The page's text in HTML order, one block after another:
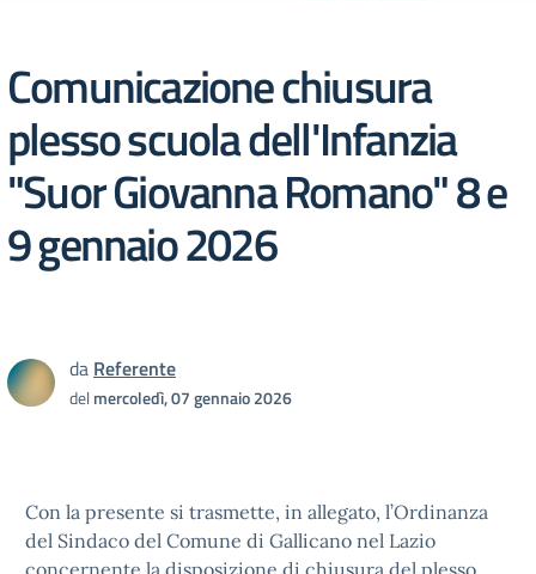
Comunicazione chiusura
plesso scuola dell'Infanzia
"Suor Giovanna Romano" 8 e
9 gennaio 2026
da Referente
delmercoledì, 07 gennaio 2026
Con la presente si trasmette, in allegato, l’Ordinanza
del Sindaco del Comune di Gallicano nel Lazio
concernente la disposizione di chiusura del plesso